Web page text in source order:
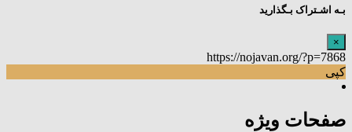
بـه اشـتراک بـگذارید
×
https://nojavan.org/?p=7868
کپی
صفحات ویژه